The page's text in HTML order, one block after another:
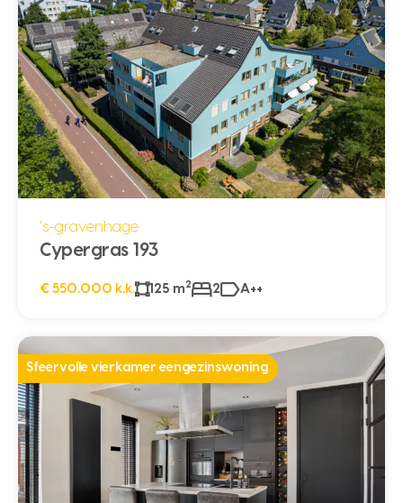
's-gravenhage
Cypergras 193
€ 550.000 k.k. 125 m2 2 A++
Sfeervolle vierkamer eengezinswoning